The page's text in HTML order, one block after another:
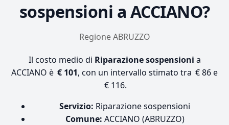
sospensioni a ACCIANO?
Regione ABRUZZO
Il costo medio di Riparazione sospensioni a
ACCIANO è € 101, con un intervallo stimato tra € 86 e
€ 116.
Servizio: Riparazione sospensioni
Comune: ACCIANO (ABRUZZO)